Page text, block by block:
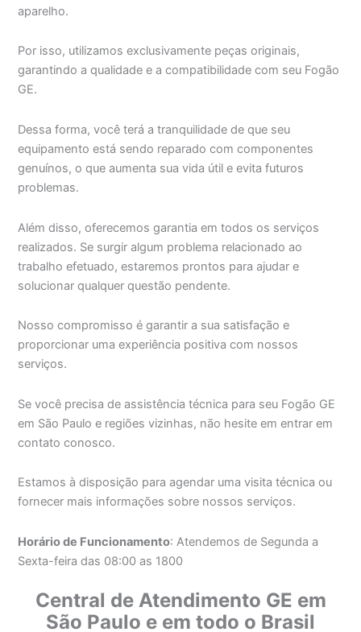
aparelho.
Por isso, utilizamos exclusivamente peças originais,
garantindo a qualidade e a compatibilidade com seu Fogão
GE.
Dessa forma, você terá a tranquilidade de que seu
equipamento está sendo reparado com componentes
genuínos, o que aumenta sua vida útil e evita futuros
problemas.
Além disso, oferecemos garantia em todos os serviços
realizados. Se surgir algum problema relacionado ao
trabalho efetuado, estaremos prontos para ajudar e
solucionar qualquer questão pendente.
Nosso compromisso é garantir a sua satisfação e
proporcionar uma experiência positiva com nossos
serviços.
Se você precisa de assistência técnica para seu Fogão GE
em São Paulo e regiões vizinhas, não hesite em entrar em
contato conosco.
Estamos à disposição para agendar uma visita técnica ou
fornecer mais informações sobre nossos serviços.
Horário de Funcionamento: Atendemos de Segunda a
Sexta-feira das 08:00 as 1800
Central de Atendimento GE em
São Paulo e em todo o Brasil